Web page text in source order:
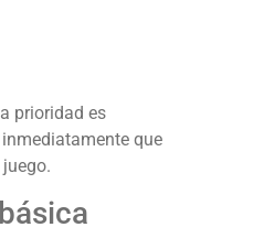
prioridad es
que